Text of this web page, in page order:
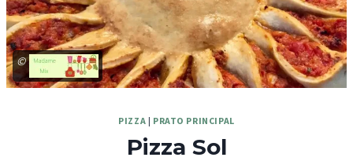
©
PIZZA | PRATO PRINCIPAL
Pizza Sol